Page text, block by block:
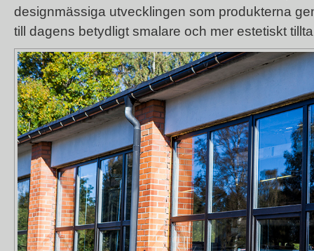
designmässiga utvecklingen som produkterna
till dagens betydligt smalare och mer estetiskt